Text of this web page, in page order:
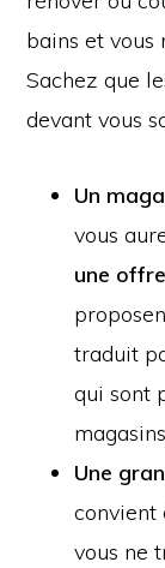
bains et vous
Sachez que
devant vous
Un
vous
une
traduit
qui sont
Une
convient
vous ne